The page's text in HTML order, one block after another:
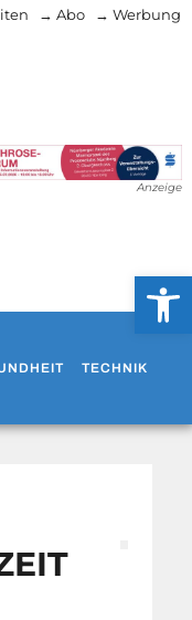
→ Abo → Werbung
Anzeige
TECHNIK